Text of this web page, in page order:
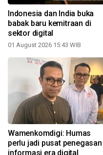
Indonesia dan India buka
babak baru kemitraan di
sektor digital
01 August 2026 15:43 WIB
Wamenkomdigi: Humas
perlu jadi pusat penegasan
informasi era digital